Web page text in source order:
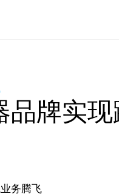
牌实